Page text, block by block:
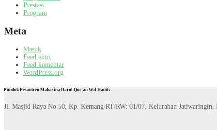
Prestasi
Program
Meta
Masuk
Feed entri
Feed komentar
WordPress.org
Pondok Pesantren Mahasina Darul Qur'an Wal Hadits
Jl. Masjid Raya No 50, Kp. Kemang RT/RW: 01/07, Kelurahan Jatiwaringin,